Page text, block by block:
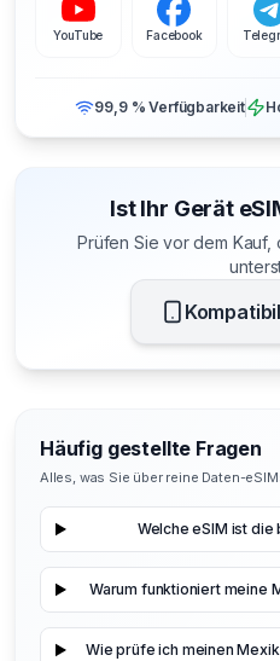
YouTube Facebook
99,9 % Verfügbarkeit
Ist Ihr Gerät
Prüfen Sie vor dem Kauf,
Häufig gestellte Fragen
Alles, was Sie über reine Daten-
Welche eSIM ist
Warum funktioniert meine
Wie prüfe ich meinen